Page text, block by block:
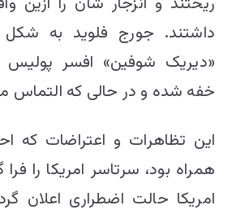
داشتند. جورج فلوید به
«دیریک شوفین» افسر پولیس
خفه شده و در حالی که التماس
این تظاهرات و اعتراضات که
امریکا حالت اضطراری اعلان